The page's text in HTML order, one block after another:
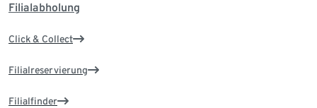
Filialabholung
Click & Collect
Filialreservierung
Filialfinder